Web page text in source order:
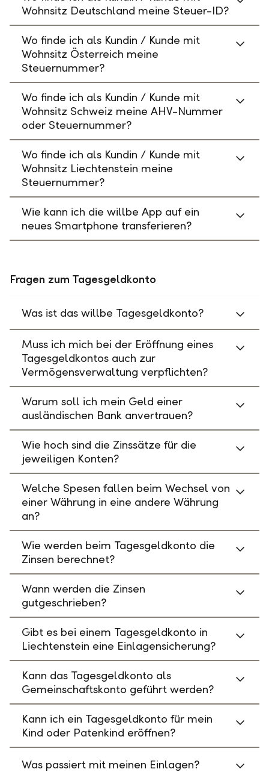
Wohnsitz Deutschland meine Steuer-ID?
Wo finde ich als Kundin / Kunde mit
Wohnsitz Österreich meine
Steuernummer?
Wo finde ich als Kundin / Kunde mit
Wohnsitz Schweiz meine AHV-Nummer
oder Steuernummer?
Wo finde ich als Kundin / Kunde mit
Wohnsitz Liechtenstein meine
Steuernummer?
Wie kann ich die willbe App auf ein
neues Smartphone transferieren?
Fragen zum Tagesgeldkonto
Was ist das willbe Tagesgeldkonto?
Muss ich mich bei der Eröffnung eines
Tagesgeldkontos auch zur
Vermögensverwaltung verpflichten?
Warum soll ich mein Geld einer
ausländischen Bank anvertrauen?
Wie hoch sind die Zinssätze für die
jeweiligen Konten?
Welche Spesen fallen beim Wechsel von
einer Währung in eine andere Währung
an?
Wie werden beim Tagesgeldkonto die
Zinsen berechnet?
Wann werden die Zinsen
gutgeschrieben?
Gibt es bei einem Tagesgeldkonto in
Liechtenstein eine Einlagensicherung?
Kann das Tagesgeldkonto als
Gemeinschaftskonto geführt werden?
Kann ich ein Tagesgeldkonto für mein
Kind oder Patenkind eröffnen?
Was passiert mit meinen Einlagen?